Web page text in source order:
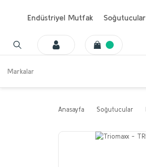
Endüstriyel Mutfak Soğutucular
Markalar
Anasayfa Soğutucular